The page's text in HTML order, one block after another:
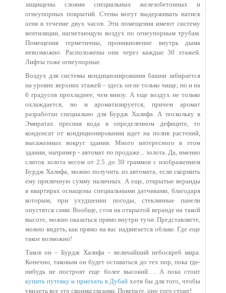
защищены слоями специальных железобетонных и
огнеупорных покрытий. Стены могут выдерживать натиск
огня в течение двух часов. Эти помещения имеют систему
вентиляции, нагнетающую воздух по огнеупорным трубам.
Помещения герметичны, проникновение внутрь дыма
невозможно. Расположены они через каждые 30 этажей.
Лифты тоже огнеупорные.
Воздух для системы кондиционирования башни забирается
на уровне верхних этажей – здесь он не только чище, но и на
6 градусов прохладнее, чем внизу. А еще воздух не только
охлаждается, но и ароматизируется, причем аромат
разработан специально для Бурдж Халифа. А поскольку в
Эмиратах пресная вода в определенном дефиците, то
конденсат от кондиционирования идет на полив растений,
высаженных вокруг здания. Много интересного в этом
здании, например - автомат по продаже... золота. Да, именно
слиток золота весом от 2.5 до 30 граммов с изображением
Бурдж Халифа, можно получить из автомата, если скормить
ему приличную сумму наличных. А еще, открытые веранды
в квартирах оснащены специальными датчиками, благодаря
которым, при ухудшении погоды, стеклянные панели
опустятся сами. Вообще, стоя на открытой веранде на такой
высоте, можно оказаться прямо внутри тучи. Представляете,
можно видеть, как прямо на вас надвигается облако. Где еще
такое возможно!
Таков он – Бурдж Халифа – величайший небоскреб мира.
Конечно, таковым он будет оставаться до тех пор, пока где-
нибудь не построят еще более высокий…. А пока стоит
купить путевку и приехать в Дубай хотя бы для того, чтобы
увидеть все это своими глазами. Поверьте, оно того стоит!